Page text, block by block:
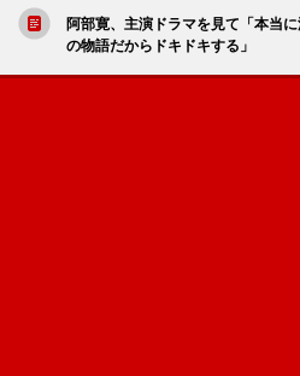
阿部寛、主演ドラマを見て「本当
の物語だからドキドキする」